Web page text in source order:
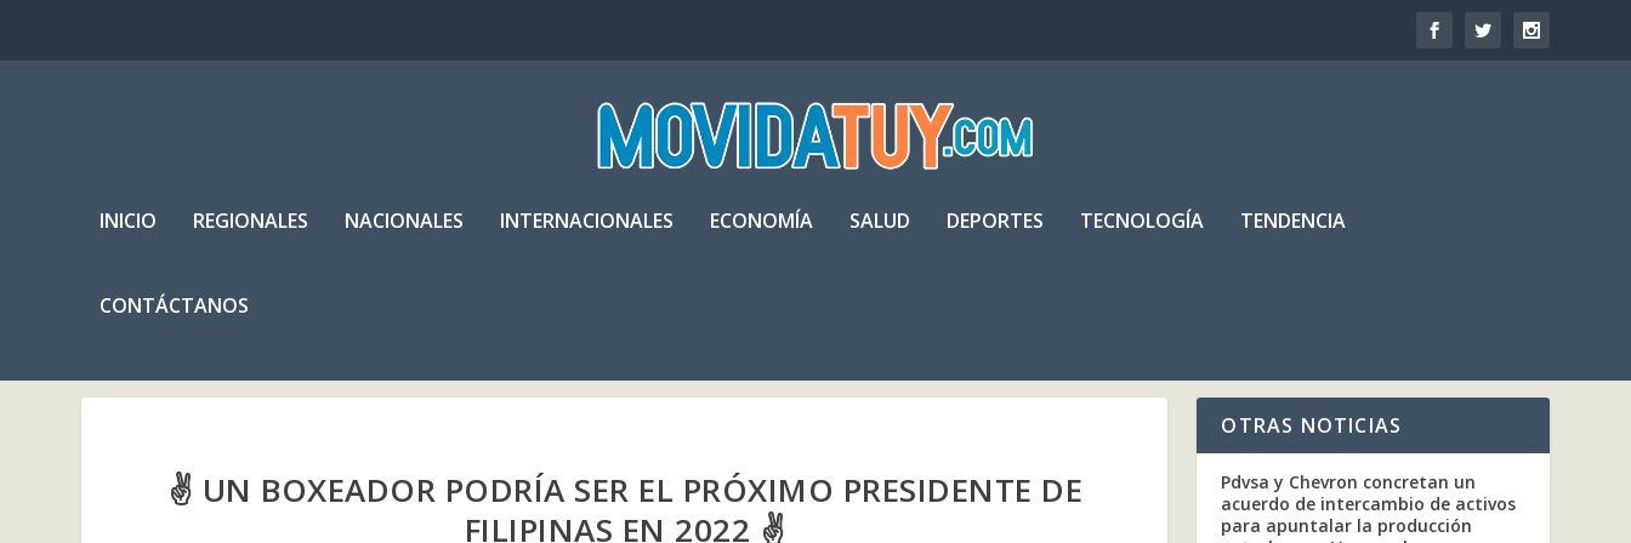
INICIO REGIONALES NACIONALES INTERNACIONALES ECONOMÍA SALUD DEPORTES TECNOLOGÍA TENDENCIA
CONTÁCTANOS
✌ UN BOXEADOR PODRÍA SER EL PRÓXIMO PRESIDENTE DE
FILIPINAS EN 2022 ✌
OTRAS NOTICIAS
Pdvsa y Chevron concretan un
acuerdo de intercambio de activos
para apuntalar la producción